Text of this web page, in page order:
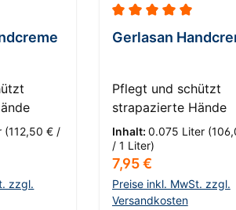
Bewertung von 5 von 5 Sternen
(112,50 € /
zzgl.
Durchschnittliche
Gerlasan
Pflegt und schützt
strapazierte Hände
Inhalt: 0.075 Liter
/ 1 Liter)
Regulärer Preis:
7,95 €
Preise inkl. MwSt. zzgl.
Versandkosten